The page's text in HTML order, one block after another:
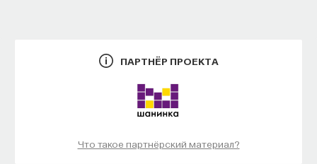
ПАРТНЁР ПРОЕКТА
Что такое партнёрский материал?